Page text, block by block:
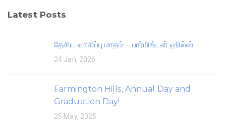
Latest Posts
தேசிய வாசிப்பு மாதம் – பார்மிங்டன் ஹில்ஸ்
24 Jan, 2026
Farmington Hills, Annual Day and
Graduation Day!
25 May, 2025